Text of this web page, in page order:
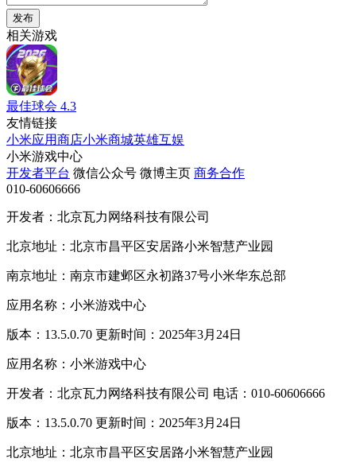
发布
相关游戏
最佳球会 4.3
友情链接
小米应用商店小米商城英雄互娱
小米游戏中心
开发者平台 微信公众号 微博主页 商务合作
010-60606666
开发者：北京瓦力网络科技有限公司
北京地址：北京市昌平区安居路小米智慧产业园
南京地址：南京市建邺区永初路37号小米华东总部
应用名称：小米游戏中心
版本：13.5.0.70 更新时间：2025年3月24日
应用名称：小米游戏中心
开发者：北京瓦力网络科技有限公司 电话：010-60606666
版本：13.5.0.70 更新时间：2025年3月24日
北京地址：北京市昌平区安居路小米智慧产业园